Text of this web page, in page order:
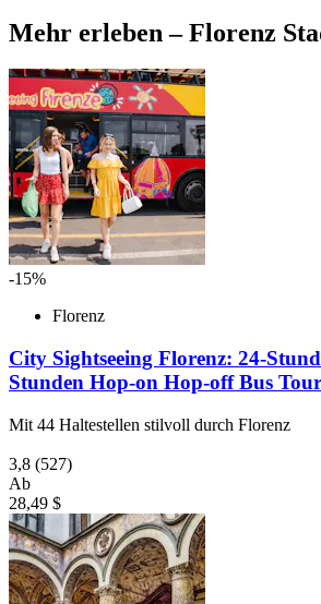
Mehr erleben – Florenz
-15%
Florenz
City Sightseeing Florenz: 24-
Stunden Hop-on Hop-off Bus Tour
Mit 44 Haltestellen stilvoll durch Florenz
3,8 (527)
Ab
28,49 $